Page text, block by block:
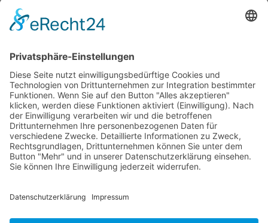
Fachinformationen
Erstattungsfähige rezeptfreie Medikamente
Studie: Reduziert das Darmbakterium Bacteroides vulgatus
Heißhunger auf Süßes?
Verband Unabhängiger Heilpraktiker e.V.
Diese E-Mail-Adresse ist vor Spambots geschützt! Zur
Anzeige muss JavaScript eingeschaltet sein!
0261-1349 8000
38100 Braunschweig